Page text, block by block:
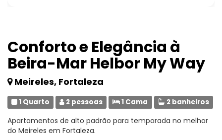
Conforto e Elegância à
Beira-Mar Helbor My Way
Meireles, Fortaleza
1 Quarto 2 pessoas 1 Cama 2 banheiros
Apartamentos de alto padrão para temporada no melhor
do Meireles em Fortaleza.